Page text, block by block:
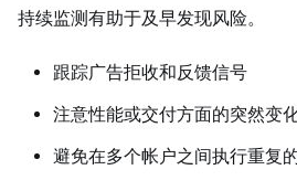
持续监测有助于及早发现风险。
跟踪广告拒收和反馈信号
注意性能或交付方面的突然变
避免在多个帐户之间执行重复